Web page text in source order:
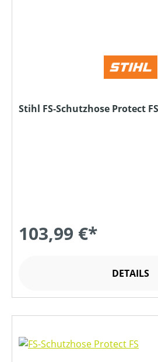
Stihl FS-Schutzhose Protect FS
103,99 €*
DETAILS